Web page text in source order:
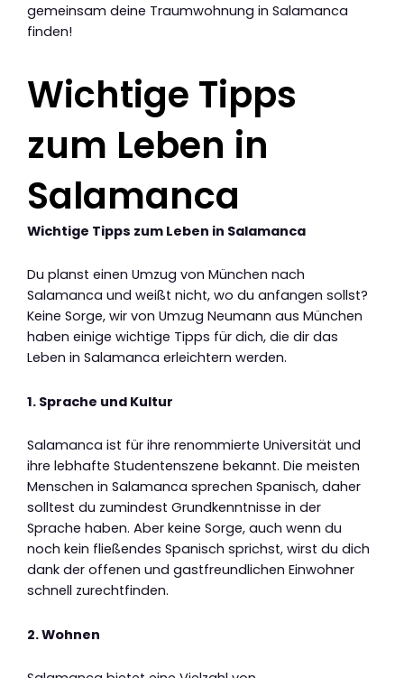
gemeinsam deine Traumwohnung in Salamanca
finden!
Wichtige Tipps
zum Leben in
Salamanca
Wichtige Tipps zum Leben in Salamanca
Du planst einen Umzug von München nach
Salamanca und weißt nicht, wo du anfangen sollst?
Keine Sorge, wir von Umzug Neumann aus München
haben einige wichtige Tipps für dich, die dir das
Leben in Salamanca erleichtern werden.
1. Sprache und Kultur
Salamanca ist für ihre renommierte Universität und
ihre lebhafte Studentenszene bekannt. Die meisten
Menschen in Salamanca sprechen Spanisch, daher
solltest du zumindest Grundkenntnisse in der
Sprache haben. Aber keine Sorge, auch wenn du
noch kein fließendes Spanisch sprichst, wirst du dich
dank der offenen und gastfreundlichen Einwohner
schnell zurechtfinden.
2. Wohnen